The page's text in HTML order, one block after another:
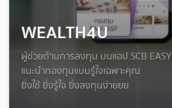
WEALTH4U
ผู้ช่วยด้านการลงทุน บนแอป SCB EASY
แนะนำกองทุนแบบรู้ใจเฉพาะคุณ
ยิ่งใช้ ยิ่งรู้ใจ ยิ่งลงทุนง่ายยย